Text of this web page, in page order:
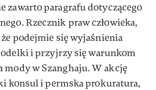
zawarto paragrafu dotyczącego
Rzecznik praw człowieka,
że podejmie się wyjaśnienia
i przyjrzy się warunkom
mody w Szanghaju. W akcję
konsul i permska prokuratura,